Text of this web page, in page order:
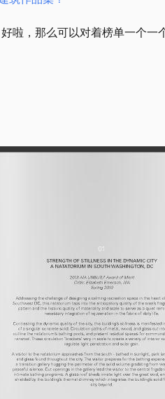
啦，那么可以对着榜单一个一